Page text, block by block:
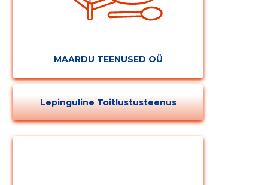
MAARDU TEENUSED OÜ
Lepinguline Toitlustusteenus
MUUDA